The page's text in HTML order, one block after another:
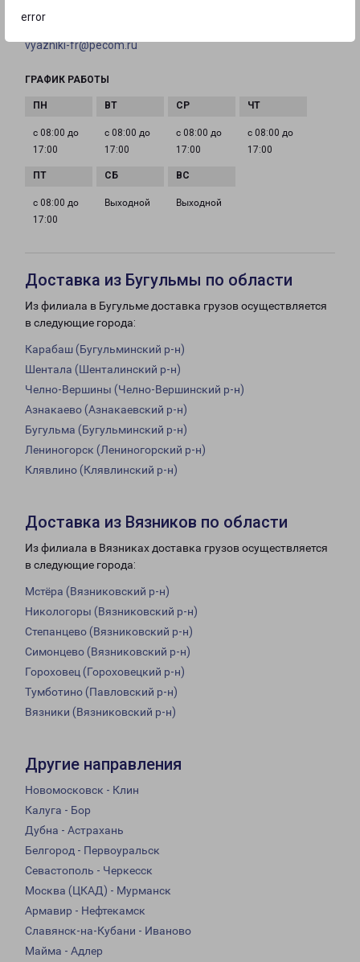
error
vyazniki-fr@pecom.ru
ГРАФИК РАБОТЫ
с 08:00 до
17:00
с 08:00 до
17:00
с 08:00 до
17:00
с 08:00 до
17:00
с 08:00 до
17:00
Выходной Выходной
Доставка из Бугульмы по области
Из филиала в Бугульме доставка грузов осуществляется
в следующие города:
Карабаш (Бугульминский р-н)
Шентала (Шенталинский р-н)
Челно-Вершины (Челно-Вершинский р-н)
Азнакаево (Азнакаевский р-н)
Бугульма (Бугульминский р-н)
Лениногорск (Лениногорский р-н)
Клявлино (Клявлинский р-н)
Доставка из Вязников по области
Из филиала в Вязниках доставка грузов осуществляется
в следующие города:
Мстёра (Вязниковский р-н)
Никологоры (Вязниковский р-н)
Степанцево (Вязниковский р-н)
Симонцево (Вязниковский р-н)
Гороховец (Гороховецкий р-н)
Тумботино (Павловский р-н)
Вязники (Вязниковский р-н)
Другие направления
Новомосковск - Клин
Калуга - Бор
Дубна - Астрахань
Белгород - Первоуральск
Севастополь - Черкесск
Москва (ЦКАД) - Мурманск
Армавир - Нефтекамск
Славянск-на-Кубани - Иваново
Майма - Адлер